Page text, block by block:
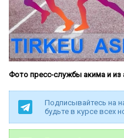
Фото пресс-службы акима и из
Подписывайтесь на
будьте в курсе всех